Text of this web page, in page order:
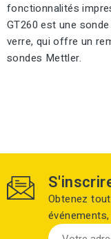
fonctionnalités
GT260 est une
verre, qui offre un
sondes Mettler.
Obtenez